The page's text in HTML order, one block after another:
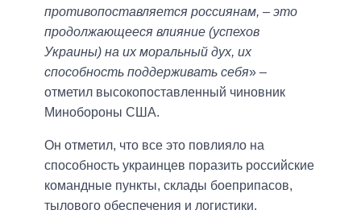
противопоставляется россиянам, – это
продолжающееся влияние (успехов
Украины) на их моральный дух, их
способность поддерживать себя» –
отметил высокопоставленный чиновник
Минобороны США.
Он отметил, что все это повлияло на
способность украинцев поразить российские
командные пункты, склады боеприпасов,
тылового обеспечения и логистики.